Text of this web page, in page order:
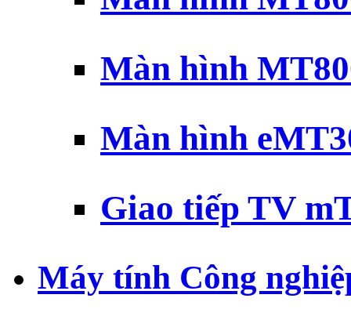
Màn hình
Màn hình
Giao tiếp TV
Máy tính Công